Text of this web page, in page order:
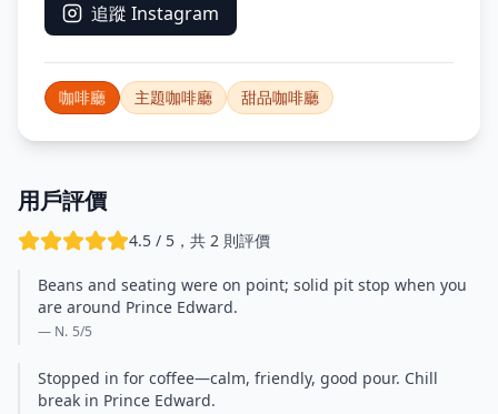
追蹤 Instagram
咖啡廳 主題咖啡廳 甜品咖啡廳
用戶評價
4.5 / 5，共 2 則評價
Beans and seating were on point; solid pit stop when you
are around Prince Edward.
— N. 5/5
Stopped in for coffee—calm, friendly, good pour. Chill
break in Prince Edward.